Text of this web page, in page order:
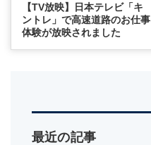
【TV放映】日本テレビ「キ
ントレ」で高速道路のお仕事
体験が放映されました
最近の記事